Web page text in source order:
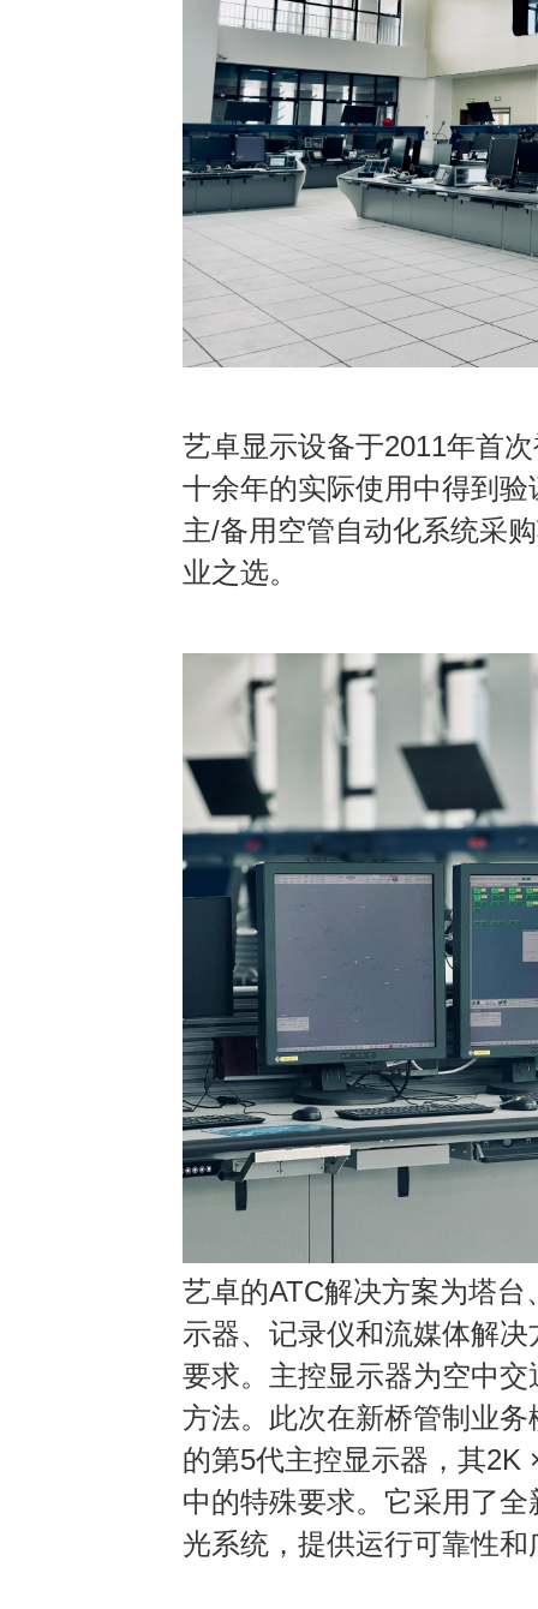
艺卓显示设备于2011年首
十余年的实际使用中得到验
主/备用空管自动化系统采
业之选。
艺卓的ATC解决方案为塔台
示器、 记录仪和流媒体解
要求。 主控显示器为空中
方法。 此次在新桥管制业
的第5代主控显示器，其2K
中的特殊要求。 它采用了全
光系统，提供运行可靠性和